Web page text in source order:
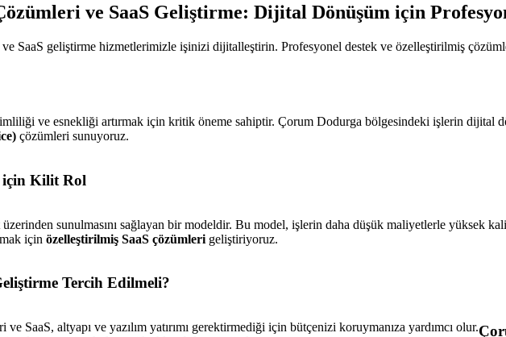
ve SaaS Geliştirme: Dijital Dönüşüm için
SaaS geliştirme hizmetlerimizle işinizi dijitalleştirin. Profesyonel destek ve özelleştirilmiş
ve esnekliği artırmak için kritik öneme sahiptir. Çorum Dodurga bölgesindeki işlerin dijital
çözümleri sunuyoruz.
için Kilit Rol
sunulmasını sağlayan bir modeldir. Bu model, işlerin daha düşük maliyetlerle yüksek
için özelleştirilmiş SaaS çözümleri geliştiriyoruz.
Tercih Edilmeli?
SaaS, altyapı ve yazılım yatırımı gerektirmediği için bütçenizi koruymanıza yardımcı olur.